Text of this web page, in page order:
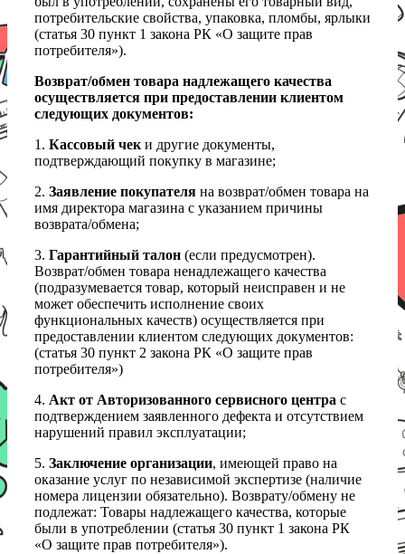
потребительские свойства, упаковка, пломбы, ярлыки
(статья 30 пункт 1 закона РК «О защите прав
потребителя»).
Возврат/обмен товара надлежащего качества
осуществляется при предоставлении клиентом
следующих документов:
1. Кассовый чек и другие документы,
подтверждающий покупку в магазине;
2. Заявление покупателя на возврат/обмен товара на
имя директора магазина с указанием причины
возврата/обмена;
3. Гарантийный талон (если предусмотрен).
Возврат/обмен товара ненадлежащего качества
(подразумевается товар, который неисправен и не
может обеспечить исполнение своих
функциональных качеств) осуществляется при
предоставлении клиентом следующих документов:
(статья 30 пункт 2 закона РК «О защите прав
потребителя»)
4. Акт от Авторизованного сервисного центра с
подтверждением заявленного дефекта и отсутствием
нарушений правил эксплуатации;
5. Заключение организации, имеющей право на
оказание услуг по независимой экспертизе (наличие
номера лицензии обязательно). Возврату/обмену не
подлежат: Товары надлежащего качества, которые
были в употреблении (статья 30 пункт 1 закона РК
«О защите прав потребителя»).